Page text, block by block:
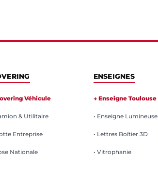
Véhicule
& Utilitaire
Entreprise
Nationale
ENSEIGNES
→ Enseigne Toulouse
• Enseigne Lumineuse
• Lettres Boîtier 3D
• Vitrophanie